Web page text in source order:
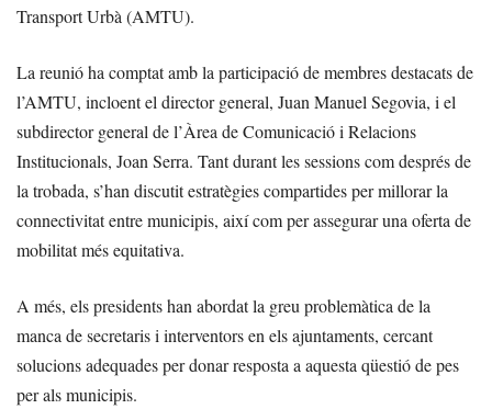
Transport Urbà (AMTU).
La reunió ha comptat amb la participació de membres destacats de
l’AMTU, incloent el director general, Juan Manuel Segovia, i el
subdirector general de l’Àrea de Comunicació i Relacions
Institucionals, Joan Serra. Tant durant les sessions com després de
la trobada, s’han discutit estratègies compartides per millorar la
connectivitat entre municipis, així com per assegurar una oferta de
mobilitat més equitativa.
A més, els presidents han abordat la greu problemàtica de la
manca de secretaris i interventors en els ajuntaments, cercant
solucions adequades per donar resposta a aquesta qüestió de pes
per als municipis.